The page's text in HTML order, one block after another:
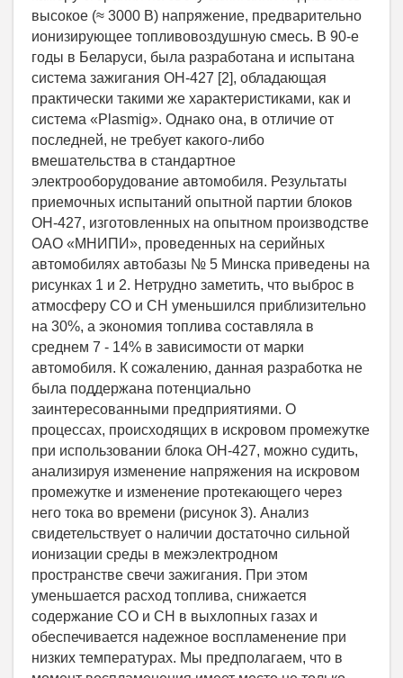
высокое (≈ 3000 В) напряжение, предварительно
ионизирующее топливовоздушную смесь. В 90-е
годы в Беларуси, была разработана и испытана
система зажигания ОН-427 [2], обладающая
практически такими же характеристиками, как и
система «Plasmig». Однако она, в отличие от
последней, не требует какого-либо
вмешательства в стандартное
электрооборудование автомобиля. Результаты
приемочных испытаний опытной партии блоков
ОН-427, изготовленных на опытном производстве
ОАО «МНИПИ», проведенных на серийных
автомобилях автобазы № 5 Минска приведены на
рисунках 1 и 2. Нетрудно заметить, что выброс в
атмосферу СО и СН уменьшился приблизительно
на 30%, а экономия топлива составляла в
среднем 7 - 14% в зависимости от марки
автомобиля. К сожалению, данная разработка не
была поддержана потенциально
заинтересованными предприятиями. О
процессах, происходящих в искровом промежутке
при использовании блока ОН-427, можно судить,
анализируя изменение напряжения на искровом
промежутке и изменение протекающего через
него тока во времени (рисунок 3). Анализ
свидетельствует о наличии достаточно сильной
ионизации среды в межэлектродном
пространстве свечи зажигания. При этом
уменьшается расход топлива, снижается
содержание СО и СН в выхлопных газах и
обеспечивается надежное воспламенение при
низких температурах. Мы предполагаем, что в